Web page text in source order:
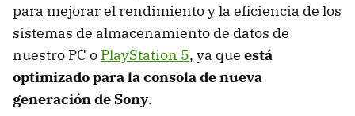
para mejorar el rendimiento y la eficiencia de los
sistemas de almacenamiento de datos de
nuestro PC o PlayStation 5, ya que está
optimizado para la consola de nueva
generación de Sony.